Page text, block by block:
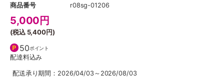
商品番号
r08sg-01206
5,000 円
(税込 5,400円)
50ポイント
配達料込み
配送承り期間：2026/04/03～2026/08/03